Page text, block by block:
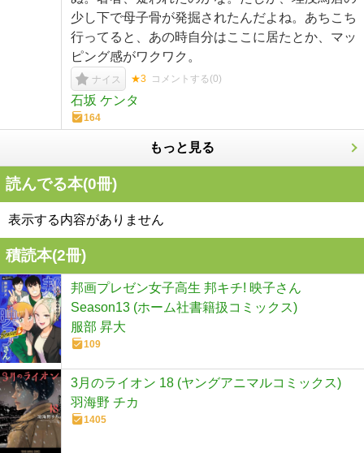
少し下で母子骨が発掘されたんだよね。あちこち
行ってると、あの時自分はここに居たとか、マッ
ピング感がワクワク。
ナイス ★3 コメントする(0)
石坂 ケンタ
164
もっと見る
読んでる本(0冊)
表示する内容がありません
積読本(2冊)
邦画プレゼン女子高生 邦キチ! 映子さん
Season13 (ホーム社書籍扱コミックス)
服部 昇大
109
3月のライオン 18 (ヤングアニマルコミックス)
羽海野 チカ
1405